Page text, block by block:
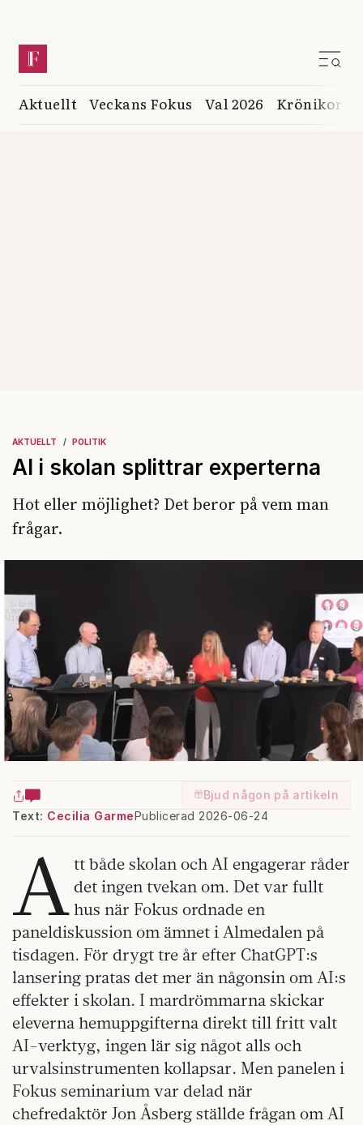
Aktuellt Veckans Fokus Val 2026 Krönikor
AKTUELLT POLITIK
AI i skolan splittrar experterna
Hot eller möjlighet? Det beror på vem man
frågar.
Bjud någon på artikeln
Text: Cecilia GarmePublicerad 2026-06-24
A tt både skolan och AI engagerar råder
det ingen tvekan om. Det var fullt
hus när Fokus ordnade en
paneldiskussion om ämnet i Almedalen på
tisdagen. För drygt tre år efter ChatGPT:s
lansering pratas det mer än någonsin om AI:s
effekter i skolan. I mardrömmarna skickar
eleverna hemuppgifterna direkt till fritt valt
AI-verktyg, ingen lär sig något alls och
urvalsinstrumenten kollapsar. Men panelen i
Fokus seminarium var delad när
chefredaktör Jon Åsberg ställde frågan om AI